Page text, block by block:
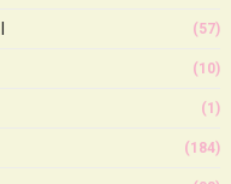
(57)
(10)
(1)
(184)